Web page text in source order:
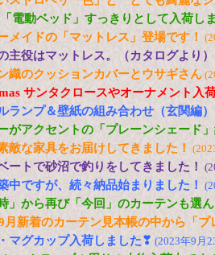
「電動ベッド」すっきりとして入荷し
メイドの「マットレス」登場です！
主役はマットレス。（カタログより）
織のクッションカバーとウサギさん
サンタクロースやオーナメント入
ランプ＆壁紙の組み合わせ（玄関編）
がアクセントの「プレーンシェード
敵な家具をお届けしてきました！
ートで砂沼で釣りをしてきました！
中ですが、続々納品始まりました！
」から再び「今回」のカーテンも選
月新着のカーテン見本帳の中から「
マグカップ入荷しました❣ (2023年9月